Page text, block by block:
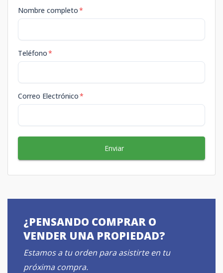
Nombre completo*
Teléfono*
Correo Electrónico*
Enviar
¿PENSANDO COMPRAR O
VENDER UNA PROPIEDAD?
Estamos a tu orden para asistirte en tu
próxima compra.